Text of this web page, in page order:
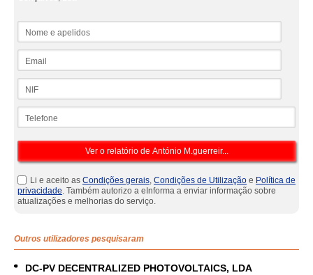
Li e aceito as Condições gerais, Condições de Utilização e Política de
privacidade. Também autorizo a eInforma a enviar informação sobre
atualizações e melhorias do serviço.
Outros utilizadores pesquisaram
DC-PV DECENTRALIZED PHOTOVOLTAICS, LDA